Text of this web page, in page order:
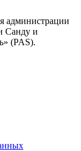
администрации
Санду и
(PAS).